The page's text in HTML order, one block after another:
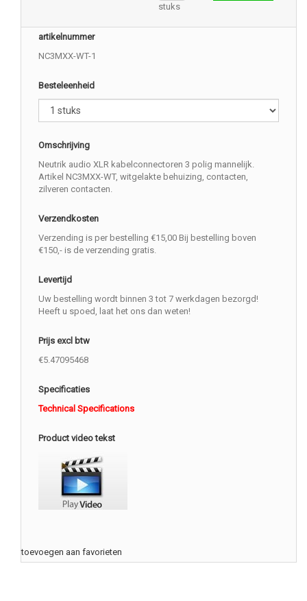
stuks
artikelnummer
NC3MXX-WT-1
Besteleenheid
Omschrijving
Neutrik audio XLR kabelconnectoren 3 polig mannelijk.
Artikel NC3MXX-WT, witgelakte behuizing, contacten,
zilveren contacten.
Verzendkosten
Verzending is per bestelling €15,00 Bij bestelling boven
€150,- is de verzending gratis.
Levertijd
Uw bestelling wordt binnen 3 tot 7 werkdagen bezorgd!
Heeft u spoed, laat het ons dan weten!
Prijs excl btw
€5.47095468
Specificaties
Technical Specifications
Product video tekst
toevoegen aan favorieten